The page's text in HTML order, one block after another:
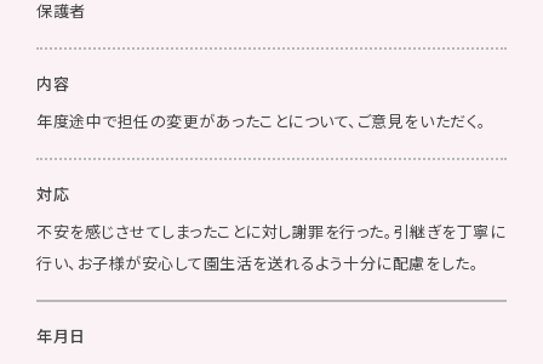
保護者
内容
年度途中で担任の変更があったことについて、ご意見をいただく。
対応
不安を感じさせてしまったことに対し謝罪を行った。引継ぎを丁寧に
行い、お子様が安心して園生活を送れるよう十分に配慮をした。
年月日